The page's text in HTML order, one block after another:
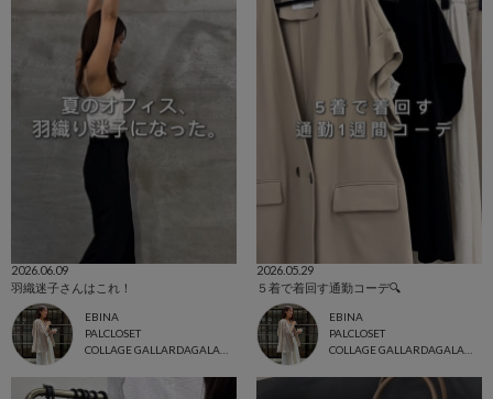
2026.06.09
羽織迷子さんはこれ！
EBINA
PALCLOSET
2026.05.29
５着で着回す通勤コーデ🔍
EBINA
PALCLOSET